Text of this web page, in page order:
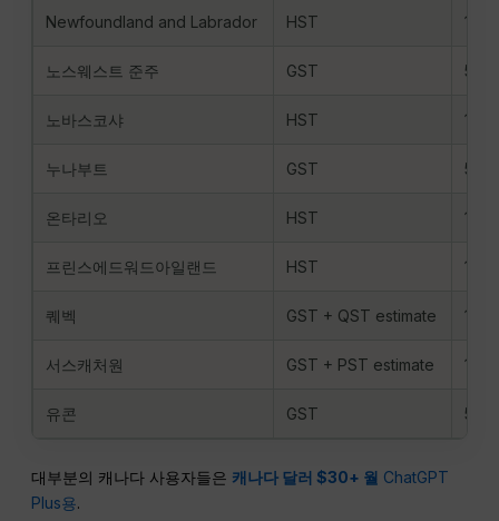
Newfoundland and Labrador HST 15%
노스웨스트 준주 GST 5%
노바스코샤 HST 15%
누나부트 GST 5%
온타리오 HST 13%
프린스에드워드아일랜드 HST 15%
퀘벡 GST + QST estimate
서스캐처원 GST + PST estimate 11%
유콘 GST 5%
대부분의 캐나다 사용자들은 캐나다 달러 $30+ 월 ChatGPT
Plus용.